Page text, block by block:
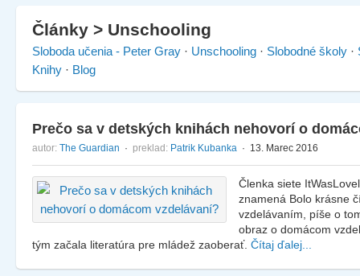
Články > Unschooling
Sloboda učenia - Peter Gray · Unschooling · Slobodné školy ·
Knihy · Blog
Prečo sa v detských knihách nehovorí o
autor: The Guardian · preklad: Patrik Kubanka · 13. Marec 2016
Členka siete
znamená Bolo krásne
vzdelávaním, píše o
obraz o domácom
tým začala literatúra pre mládež zaoberať. Čítaj ďalej...